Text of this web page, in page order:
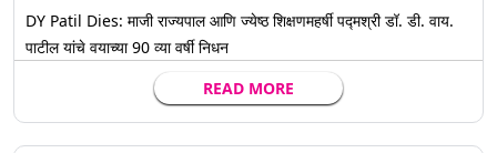
DY Patil Dies: माजी राज्यपाल आणि ज्येष्ठ शिक्षणमहर्षी पद्मश्री डॉ. डी. वाय.
पाटील यांचे वयाच्या 90 व्या वर्षी निधन
READ MORE